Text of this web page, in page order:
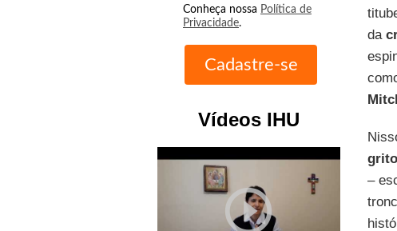
Conheça nossa Política de
Privacidade.
Vídeos IHU
play_circle_outline
da
grito
–